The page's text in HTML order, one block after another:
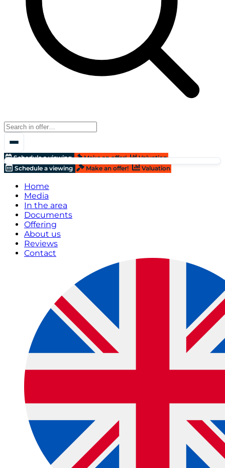
Schedule a viewing Make an offer!
Valuation
Schedule a viewing
Make an offer! Valuation
Home
Media
In the area
Documents
Offering
About us
Reviews
Contact